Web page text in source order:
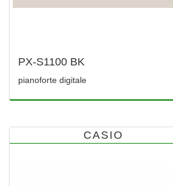
PX-S1100 BK
pianoforte digitale
CASIO